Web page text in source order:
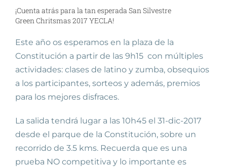
¡Cuenta atrás para la tan esperada San Silvestre
Green Chritsmas 2017 YECLA!
Este año os esperamos en la plaza de la
Constitución a partir de las 9h15 con múltiples
actividades: clases de latino y zumba, obsequios
a los participantes, sorteos y además, premios
para los mejores disfraces.
La salida tendrá lugar a las 10h45 el 31-dic-2017
desde el parque de la Constitución, sobre un
recorrido de 3.5 kms. Recuerda que es una
prueba NO competitiva y lo importante es